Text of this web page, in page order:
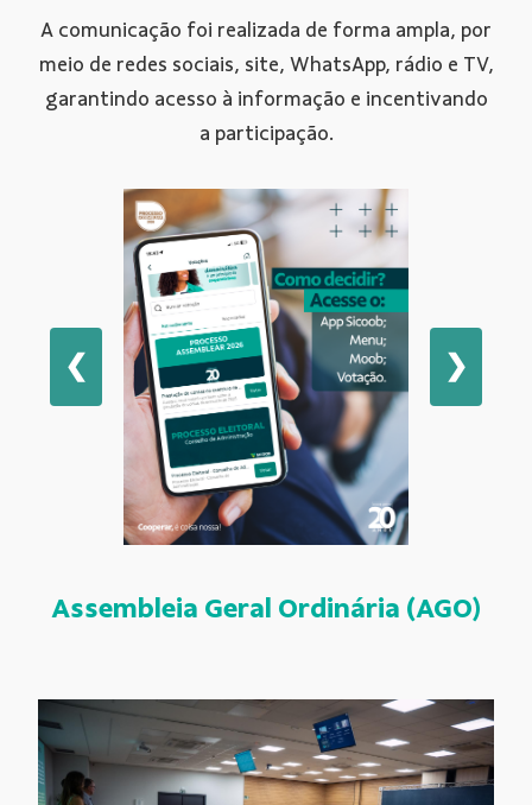
A comunicação foi realizada de forma ampla, por
meio de redes sociais, site, WhatsApp, rádio e TV,
garantindo acesso à informação e incentivando
a participação.
❮ ❯
Assembleia Geral Ordinária (AGO)